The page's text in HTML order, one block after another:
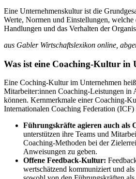
Eine Unternehmenskultur ist die
Werte, Normen und Einstellungen, welche
Handlungen und das Verhalten der
aus Gabler Wirtschaftslexikon online,
Was ist eine Coaching-Kultur in
Eine Coching-Kultur im Unternehmen
Mitarbeiter:innen Coaching-Leistungen in
können. Kernmerkmale einer Coaching-
Internationalen Coaching Federation (ICF)
Führungskräfte agieren auch als
unterstützen ihre Teams und
Coaching-Methoden bei der
Anweisungen zu geben.
Offene Feedback-Kultur:
wertschätzend kommuniziert und